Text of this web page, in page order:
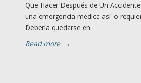
Que Hacer Después de Un
una emergencia medica así lo
Debería quedarse en
Read more →